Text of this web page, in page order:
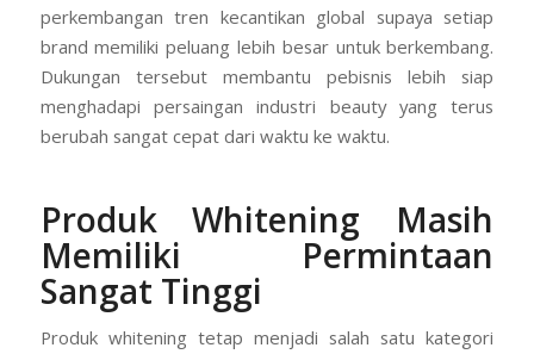
perkembangan tren kecantikan global supaya setiap
brand memiliki peluang lebih besar untuk berkembang.
Dukungan tersebut membantu pebisnis lebih siap
menghadapi persaingan industri beauty yang terus
berubah sangat cepat dari waktu ke waktu.
Produk Whitening Masih
Memiliki Permintaan
Sangat Tinggi
Produk whitening tetap menjadi salah satu kategori